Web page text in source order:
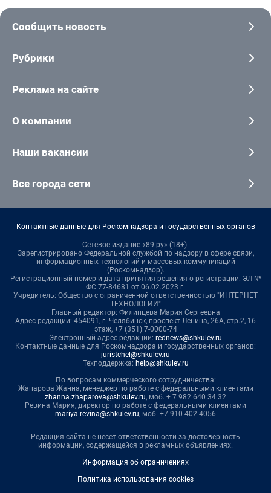
Сообщить новость
Рубрики
Реклама на сайте
О компании
Наши вакансии
Все города сети
Контактные данные для Роскомнадзора и государственных органов
Сетевое издание «89.ру» (18+).
Зарегистрировано Федеральной службой по надзору в сфере связи,
информационных технологий и массовых коммуникаций
(Роскомнадзор).
Регистрационный номер и дата принятия решения о регистрации: ЭЛ №
ФС 77-84681 от 06.02.2023 г.
Учредитель: Общество с ограниченной ответственностью "ИНТЕРНЕТ
ТЕХНОЛОГИИ"
Главный редактор: Филипцева Мария Сергеевна
Адрес редакции: 454091, г. Челябинск, проспект Ленина, 26А, стр.2, 16
этаж, +7 (351) 7-0000-74
Электронный адрес редакции: rednews@shkulev.ru
Контактные данные для Роскомнадзора и государственных органов:
juristchel@shkulev.ru
Техподдержка: help@shkulev.ru
По вопросам коммерческого сотрудничества:
Жапарова Жанна, менеджер по работе с федеральными клиентами
zhanna.zhaparova@shkulev.ru, моб. + 7 982 640 34 32
Ревина Мария, директор по работе с федеральными клиентами
mariya.revina@shkulev.ru, моб. +7 910 402 4056
Редакция сайта не несет ответственности за достоверность
информации, содержащейся в рекламных объявлениях.
Информация об ограничениях
Политика использования cookies